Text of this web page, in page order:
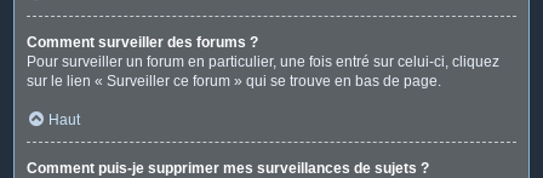
Comment surveiller des forums ?
Pour surveiller un forum en particulier, une fois entré sur celui-ci, cliquez
sur le lien « Surveiller ce forum » qui se trouve en bas de page.
Haut
Comment puis-je supprimer mes surveillances de sujets ?